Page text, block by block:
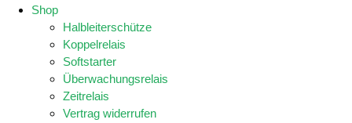
Shop
Halbleiterschütze
Koppelrelais
Softstarter
Überwachungsrelais
Zeitrelais
Vertrag widerrufen